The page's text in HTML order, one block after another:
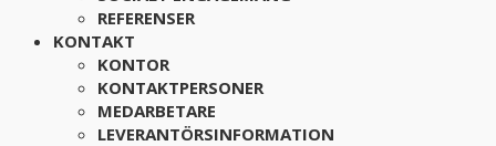
REFERENSER
KONTAKT
KONTOR
KONTAKTPERSONER
MEDARBETARE
LEVERANTÖRSINFORMATION